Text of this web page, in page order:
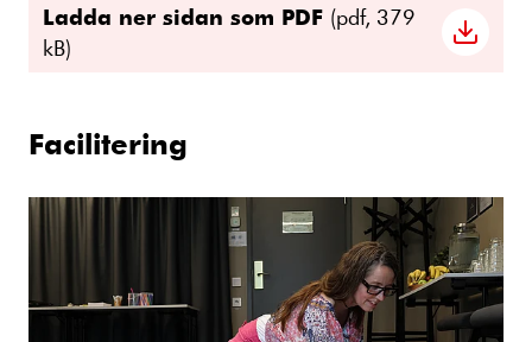
Ladda ner sidan som PDF (pdf, 379
kB)
Facilitering